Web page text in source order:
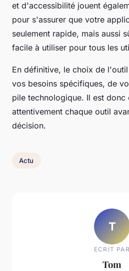
et d'accessibilité jouent
pour s'assurer que votre
seulement rapide, mais aussi
facile à utiliser pour tous les
En définitive, le choix de
vos besoins spécifiques, de
pile technologique. Il est donc
attentivement chaque outil
décision.
Actu
T
ECRIT PAR
Tom